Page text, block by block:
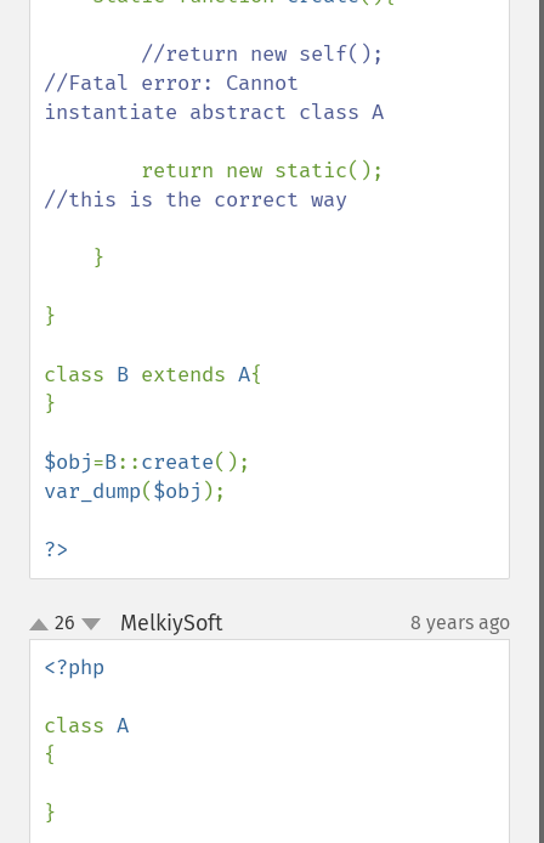
//return new self();
//Fatal error: Cannot
instantiate abstract class A
//this is the correct way
}
}
class B extends A{
}
$obj=B::create
var_dump($obj );
?>
up
down
26 MelkiySoft¶ 8 years ago
<?php
class
{
}